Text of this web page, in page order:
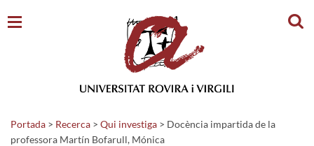
Portada > Recerca > Qui investiga > Docència impartida de la
professora Martín Bofarull, Mónica